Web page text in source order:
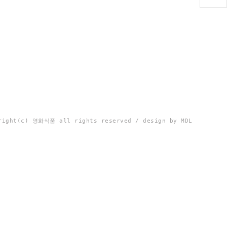
영화식품 all rights reserved / design by MDL